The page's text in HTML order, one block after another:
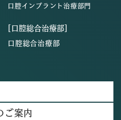
口腔インプラント治療部門
[口腔総合治療部]
口腔総合治療部
ご案内